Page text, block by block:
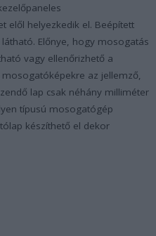
elől helyezkedik el. Beépített
Előnye, hogy mosogatás
vagy ellenőrizhető a
az jellemző,
lap csak néhány milliméter
típusú mosogatógép
készíthető el dekor